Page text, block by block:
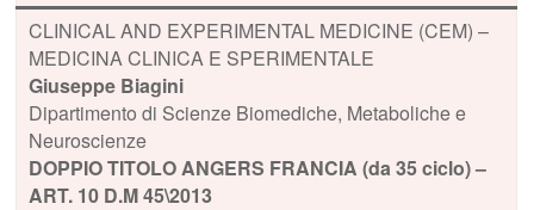
CLINICAL AND EXPERIMENTAL MEDICINE (CEM) –
MEDICINA CLINICA E SPERIMENTALE
Giuseppe Biagini
Dipartimento di Scienze Biomediche, Metaboliche e
Neuroscienze
DOPPIO TITOLO ANGERS FRANCIA (da 35 ciclo) –
ART. 10 D.M 45\2013